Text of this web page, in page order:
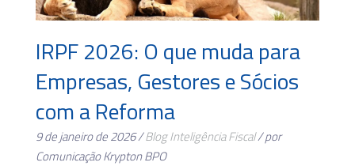
IRPF 2026: O que muda para
Empresas, Gestores e Sócios
com a Reforma
9 de janeiro de 2026 /BlogInteligência Fiscal/ por
Comunicação Krypton BPO